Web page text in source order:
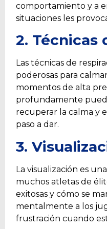
comportamiento y a
situaciones les
2. Técnicas
Las técnicas de
poderosas para
momentos de alta
profundamente
recuperar la calma y
paso a dar.
3.
La visualización es
muchos atletas de
exitosas y cómo se
mentalmente a los
frustración cuando